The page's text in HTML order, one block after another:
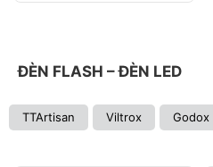
ĐÈN FLASH – ĐÈN LED
TTArtisan Viltrox Godox